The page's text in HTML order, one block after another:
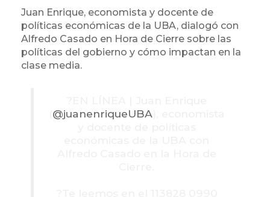
Juan Enrique, economista y docente de
políticas económicas de la UBA, dialogó con
Alfredo Casado en Hora de Cierre sobre las
políticas del gobierno y cómo impactan en la
clase media.
@juanenriqueUBA